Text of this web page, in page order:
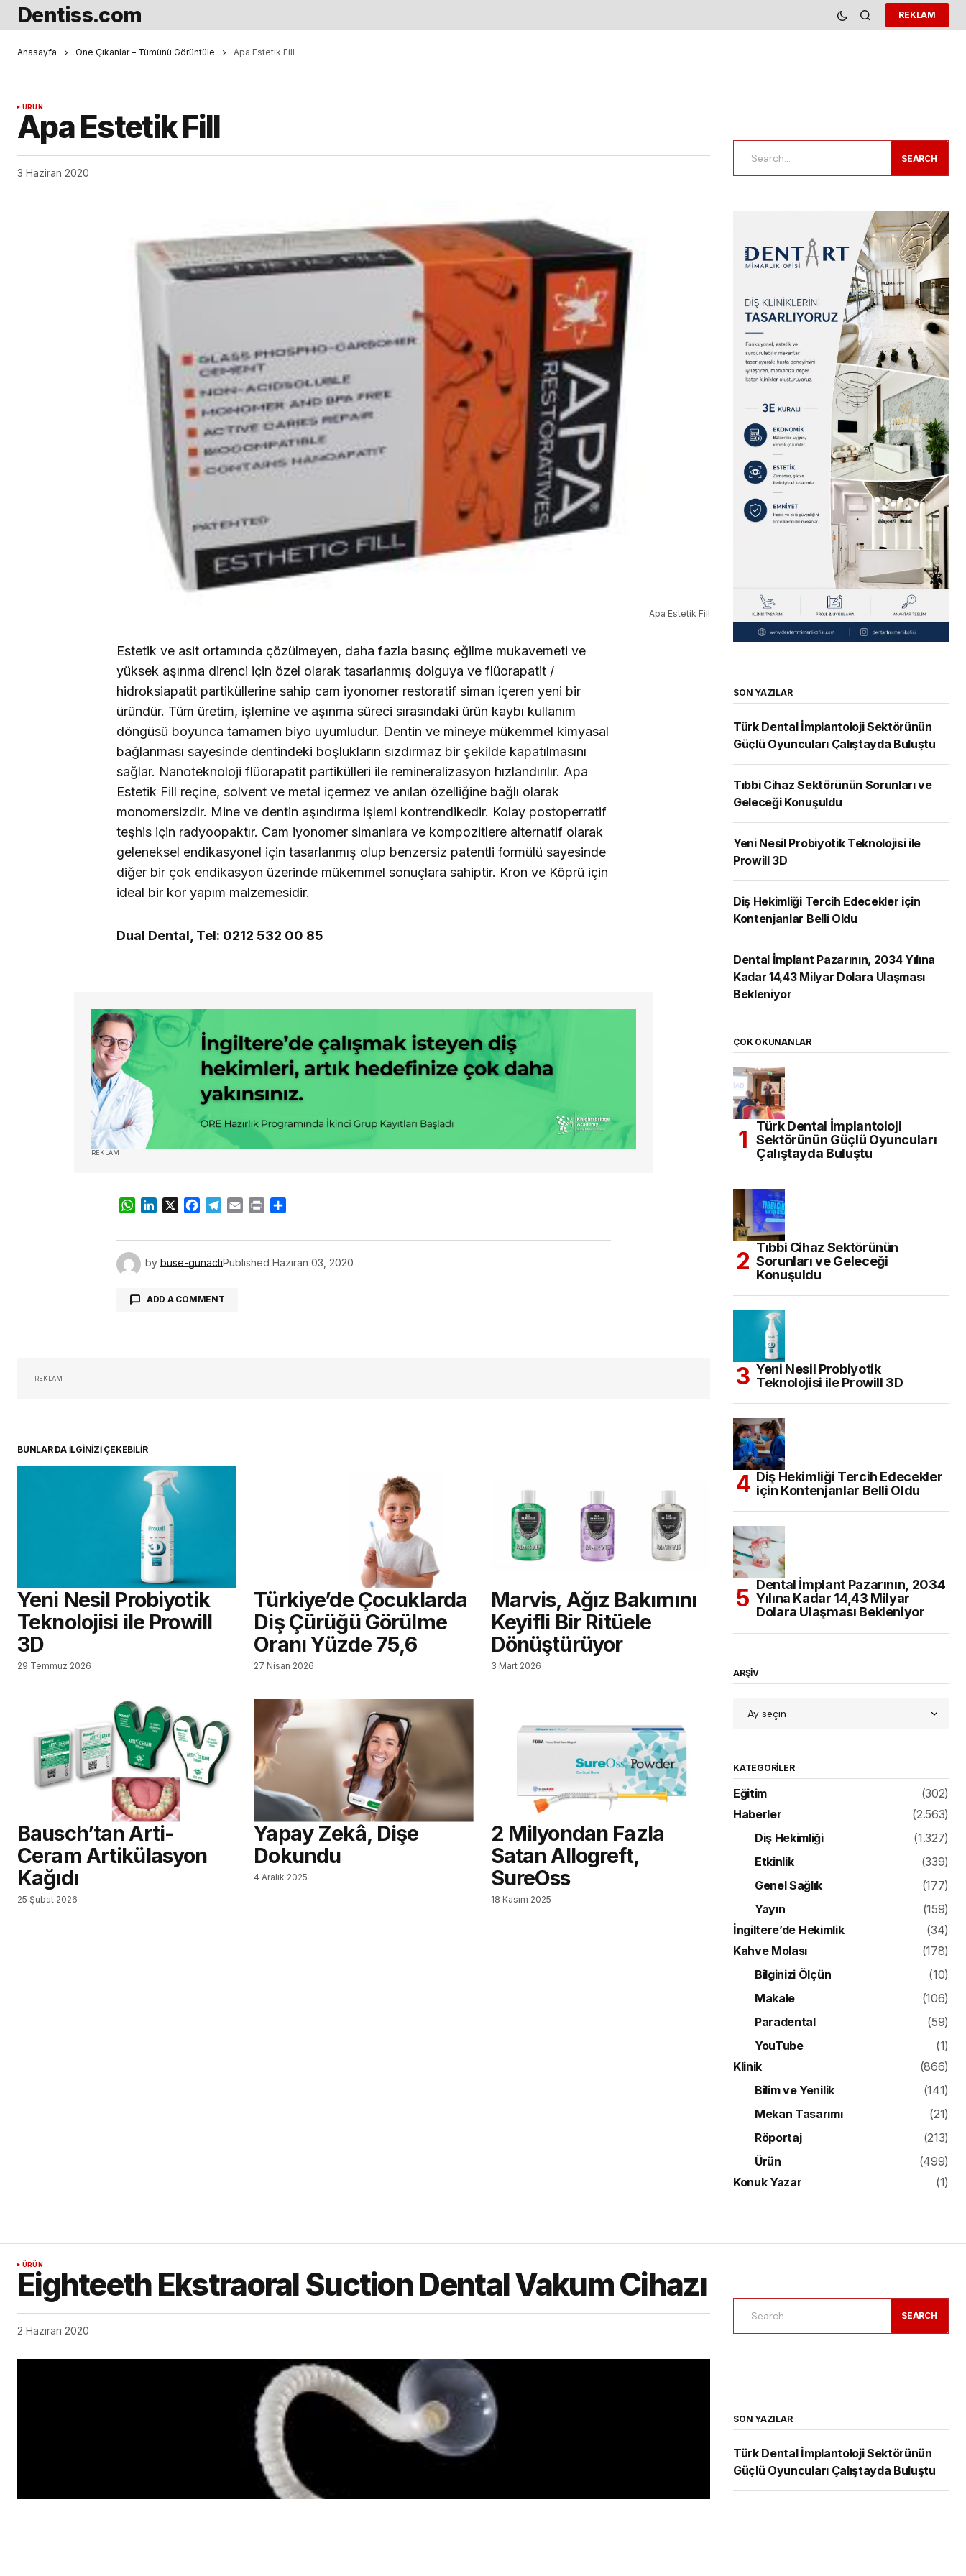
Dentiss.com REKLAM
Anasayfa Öne Çıkanlar – Tümünü Görüntüle Apa Estetik Fill
ÜRÜN
Apa Estetik Fill
3 Haziran 2020
Apa Estetik Fill
Estetik ve asit ortamında çözülmeyen, daha fazla basınç eğilme mukavemeti ve
yüksek aşınma direnci için özel olarak tasarlanmış dolguya ve flüorapatit /
hidroksiapatit partiküllerine sahip cam iyonomer restoratif siman içeren yeni bir
üründür. Tüm üretim, işlemine ve aşınma süreci sırasındaki ürün kaybı kullanım
döngüsü boyunca tamamen biyo uyumludur. Dentin ve mineye mükemmel kimyasal
bağlanması sayesinde dentindeki boşlukların sızdırmaz bir şekilde kapatılmasını
sağlar. Nanoteknoloji flüorapatit partikülleri ile remineralizasyon hızlandırılır. Apa
Estetik Fill reçine, solvent ve metal içermez ve anılan özelliğine bağlı olarak
monomersizdir. Mine ve dentin aşındırma işlemi kontrendikedir. Kolay postoperratif
teşhis için radyoopaktır. Cam iyonomer simanlara ve kompozitlere alternatif olarak
geleneksel endikasyonel için tasarlanmış olup benzersiz patentli formülü sayesinde
diğer bir çok endikasyon üzerinde mükemmel sonuçlara sahiptir. Kron ve Köprü için
ideal bir kor yapım malzemesidir.
Dual Dental, Tel: 0212 532 00 85
REKLAM
WhatsApp
LinkedIn
X Facebook
Telegram
Email Print
by buse-gunactiPublished Haziran 03, 2020
ADD A COMMENT
REKLAM
BUNLAR DA İLGİNİZİ ÇEKEBİLİR
Yeni Nesil Probiyotik
Teknolojisi ile Prowill
3D
29 Temmuz 2026
Türkiye’de Çocuklarda
Diş Çürüğü Görülme
Oranı Yüzde 75,6
27 Nisan 2026
Marvis, Ağız Bakımını
Keyifli Bir Ritüele
Dönüştürüyor
3 Mart 2026
Bausch’tan Arti-
Ceram Artikülasyon
Kağıdı
25 Şubat 2026
Yapay Zekâ, Dişe
Dokundu
4 Aralık 2025
2 Milyondan Fazla
Satan Allogreft,
SureOss
18 Kasım 2025
SEARCH
SON YAZILAR
Türk Dental İmplantoloji Sektörünün
Güçlü Oyuncuları Çalıştayda Buluştu
Tıbbi Cihaz Sektörünün Sorunları ve
Geleceği Konuşuldu
Yeni Nesil Probiyotik Teknolojisi ile
Prowill 3D
Diş Hekimliği Tercih Edecekler için
Kontenjanlar Belli Oldu
Dental İmplant Pazarının, 2034 Yılına
Kadar 14,43 Milyar Dolara Ulaşması
Bekleniyor
ÇOK OKUNANLAR
Türk Dental İmplantoloji
Sektörünün Güçlü Oyuncuları
Çalıştayda Buluştu
Tıbbi Cihaz Sektörünün
Sorunları ve Geleceği
Konuşuldu
Yeni Nesil Probiyotik
Teknolojisi ile Prowill 3D
Diş Hekimliği Tercih Edecekler
için Kontenjanlar Belli Oldu
Dental İmplant Pazarının, 2034
Yılına Kadar 14,43 Milyar
Dolara Ulaşması Bekleniyor
ARŞİV
KATEGORILER
Eğitim
(302)
Haberler
(2.563)
Diş Hekimliği
(1.327)
Etkinlik
(339)
Genel Sağlık
(177)
Yayın
(159)
İngiltere’de Hekimlik
(34)
Kahve Molası
(178)
Bilginizi Ölçün
(10)
Makale
(106)
Paradental
(59)
YouTube
(1)
Klinik
(866)
Bilim ve Yenilik
(141)
Mekan Tasarımı
(21)
Röportaj
(213)
Ürün
(499)
Konuk Yazar
(1)
ÜRÜN
Eighteeth Ekstraoral Suction Dental Vakum Cihazı
2 Haziran 2020
SEARCH
SON YAZILAR
Türk Dental İmplantoloji Sektörünün
Güçlü Oyuncuları Çalıştayda Buluştu